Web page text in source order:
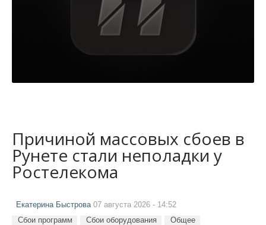
Причиной массовых сбоев в
Рунете стали неполадки у
Ростелекома
Екатерина Быстрова 07 августа 2026 - 14:52
Сбои программ Сбои оборудования
Общее